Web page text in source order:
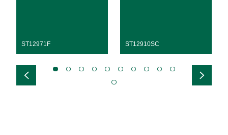
ST12971F ST12910SC